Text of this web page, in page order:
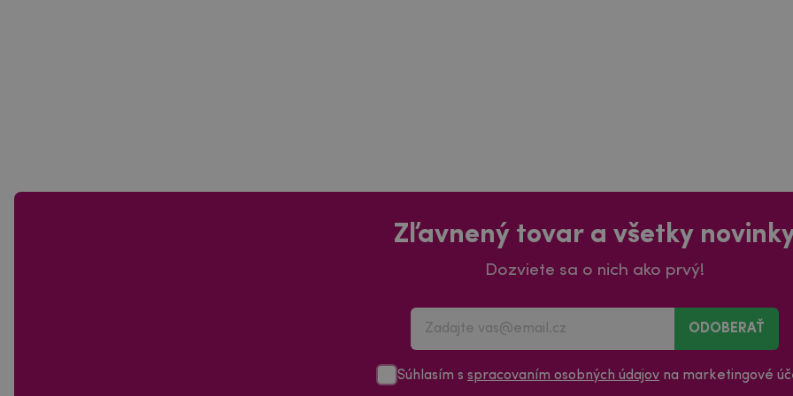
Zľavnený tovar a všetky
Dozviete sa o nich ako prvý!
ODOBERAŤ
Súhlasím s spracovaním osobných údajov na marketingové